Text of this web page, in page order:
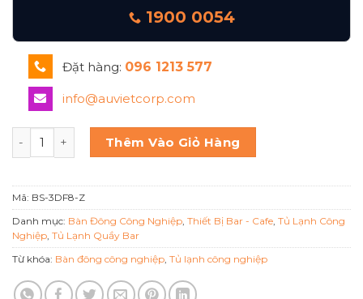
1900 0054
Đặt hàng: 096 1213 577
info@auvietcorp.com
BÀN ĐÔNG 3 CÁNH BERJAYA BS 3DF8/Z số lượng
Thêm Vào Giỏ Hàng
Mã: BS-3DF8-Z
Danh mục: Bàn Đông Công Nghiệp Thiết Bị Bar - Cafe Tủ Lạnh Công
Nghiệp Tủ Lạnh Quầy Bar
Từ khóa: Bàn đông công nghiệp Tủ lạnh công nghiệp